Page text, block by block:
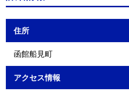
住所
函館船見町
アクセス情報